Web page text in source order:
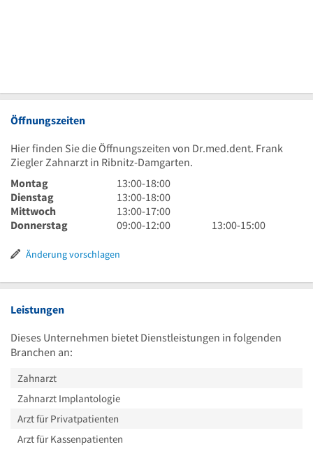
Öffnungszeiten
Hier finden Sie die Öffnungszeiten von Dr.med.dent. Frank
Ziegler Zahnarzt in Ribnitz-Damgarten.
Montag
13
Uhr
bis
18
13:00-18:00
Dienstag
13
Uhr
bis
Uhr
13:00-18:00
Mittwoch
13
Uhr
17
13:00-17:00
Donnerstag
9
bis
Uhr
09:00-12:00
13
Uhr
13:00-15:00
Änderung vorschlagen
Leistungen
Dieses Unternehmen bietet Dienstleistungen in folgenden
Branchen an:
Zahnarzt
Zahnarzt Implantologie
Arzt für Privatpatienten
Arzt für Kassenpatienten